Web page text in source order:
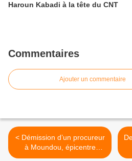
Haroun Kabadi à la tête du CNT
Commentaires
Ajouter un commentaire
< Démission d’un procureur
à Moundou, épicentre
légendaire de contestation